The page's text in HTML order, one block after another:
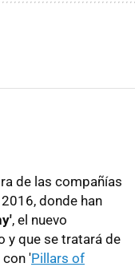
de las compañías
donde han
, el nuevo
y que se tratará de
con 'Pillars of